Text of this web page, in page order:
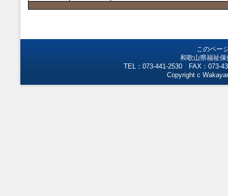
このペー
和歌山県福祉
TEL：073-441-2530 FAX：073-
Copyright c